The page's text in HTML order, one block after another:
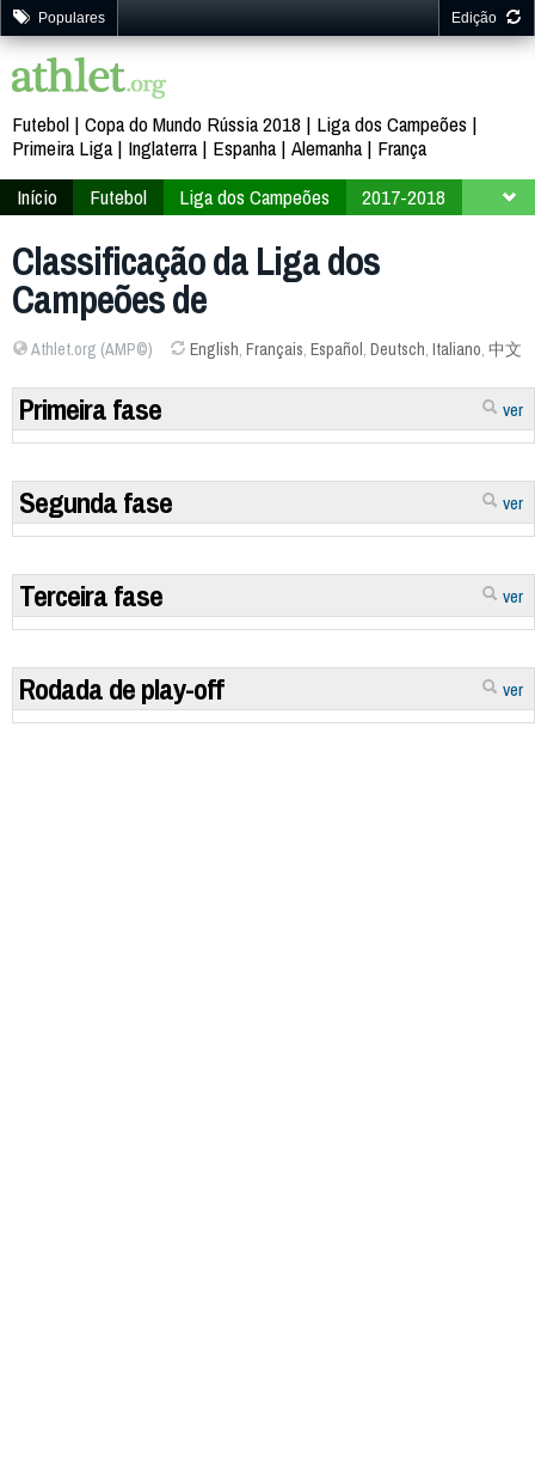
Populares Edição
Futebol Copa do Mundo Rússia 2018
Liga dos Campeões
Primeira Liga
Inglaterra Espanha Alemanha
França
Início
Futebol Liga dos Campeões
2017-2018
Classificação da Liga dos
Campeões de
Athlet.org (AMP©) English, Français, Español, Deutsch, Italiano, 中文
ver
Primeira fase
ver
Segunda fase
ver
Terceira fase
ver
Rodada de play-off